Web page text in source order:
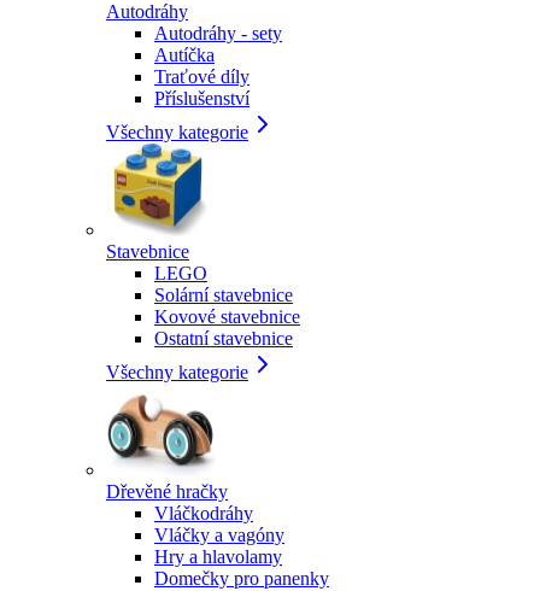
Autodráhy
Autodráhy - sety
Autíčka
Traťové díly
Příslušenství
Všechny kategorie
Stavebnice
LEGO
Solární stavebnice
Kovové stavebnice
Ostatní stavebnice
Všechny kategorie
Dřevěné hračky
Vláčkodráhy
Vláčky a vagóny
Hry a hlavolamy
Domečky pro panenky